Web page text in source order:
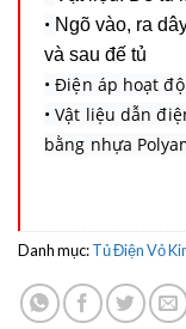
• Ngõ vào, ra
và sau đế tủ
• Điện áp hoạt
• Vật liệu dẫn
bằng nhựa
Danh mục:Tủ Điện Vỏ